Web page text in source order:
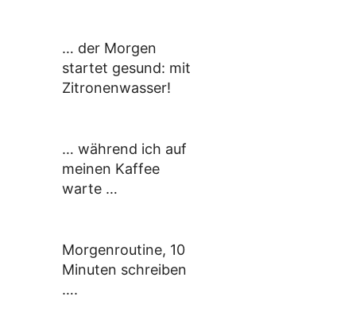
… der Morgen
startet gesund: mit
Zitronenwasser!
… während ich auf
meinen Kaffee
warte …
Morgenroutine, 10
Minuten schreiben
….